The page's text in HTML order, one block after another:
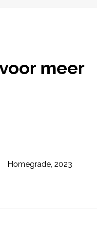
meer
Homegrade, 2023